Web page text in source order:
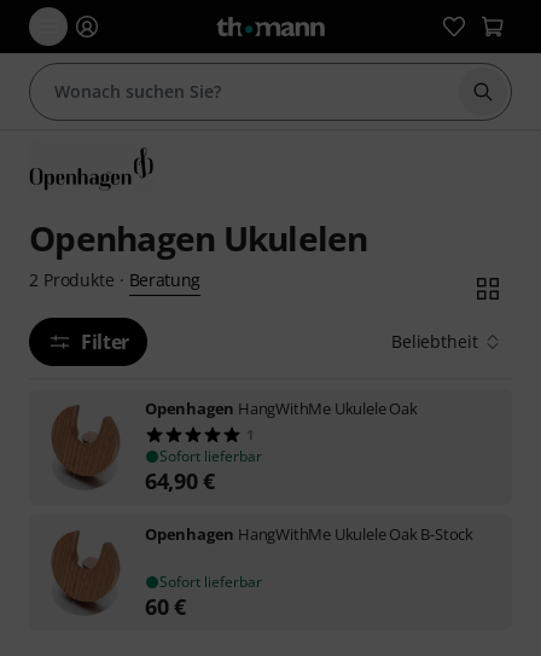
Suche
Openhagen Ukulelen
2 Produkte · Beratung
Filter Beliebtheit
Openhagen HangWithMe Ukulele Oak
1
Sofort lieferbar
64,90€
Openhagen HangWithMe Ukulele Oak B-Stock
Sofort lieferbar
60€